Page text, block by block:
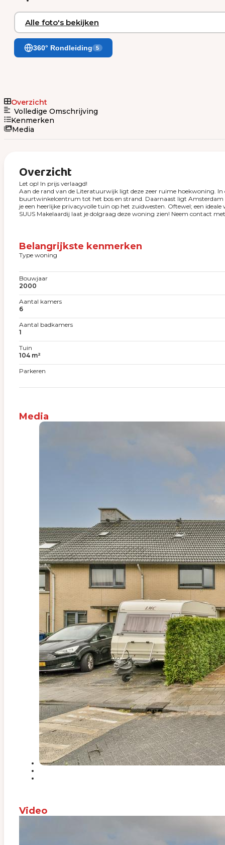
Alle foto's bekijken
360° Rondleiding 5
Overzicht
Volledige Omschrijving
Kenmerken
Media
Overzicht
Let op! In prijs verlaagd!
Aan de rand van de Literatuurwijk ligt deze zeer ruime hoekwoning.
buurtwinkelcentrum tot het bos en strand. Daarnaast ligt Amsterdam
je een heerlijke privacyvolle tuin op het zuidwesten. Oftewel; een ideale
SUUS Makelaardij laat je dolgraag deze woning zien! Neem contact
Belangrijkste kenmerken
Type woning
Bouwjaar
2000
Aantal kamers
6
Aantal badkamers
1
Tuin
104 m²
Parkeren
Media
Video